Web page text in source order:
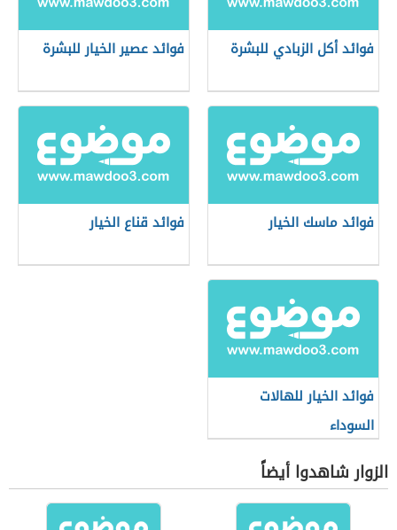
فوائد أكل الزبادي للبشرة فوائد عصير الخيار للبشرة
فوائد ماسك الخيار فوائد قناع الخيار
فوائد الخيار للهالات
السوداء
الزوار شاهدوا أيضاً